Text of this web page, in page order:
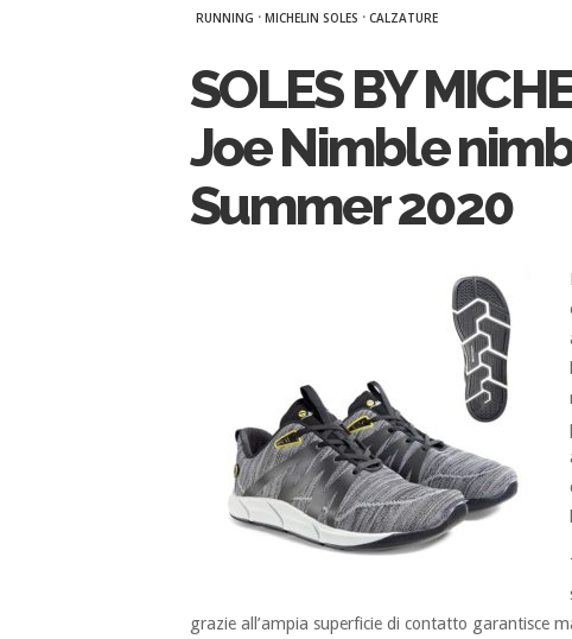
RUNNING · MICHELIN SOLES · CALZATURE
SOLES BY
Joe Nimble
Summer 2020
grazie all’ampia superficie di contatto garantisce